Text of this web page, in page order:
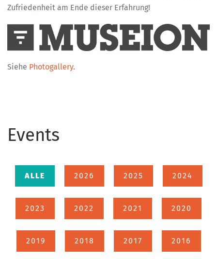
Zufriedenheit am Ende dieser Erfahrung!
Siehe Photogallery.
Events
ALLE 2026 2025 2024
2023 2022 2021 2020
2019 2018 2017 2016